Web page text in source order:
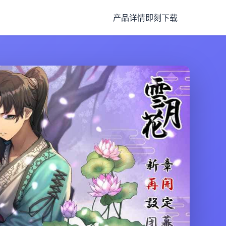
产品详情即刻下载